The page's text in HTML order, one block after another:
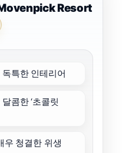
Resort
특한 인테리어
콤한 ‘초콜릿
우 청결한 위생